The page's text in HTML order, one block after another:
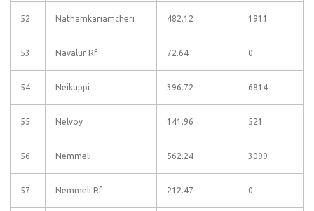
52 Nathamkariamcheri 482.12 1911
53 Navalur Rf 72.64 0
54 Neikuppi 396.72 6814
55 Nelvoy 141.96 521
56 Nemmeli 562.24 3099
57 Nemmeli Rf 212.47 0